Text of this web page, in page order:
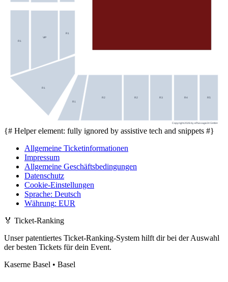
R1
VIP
R1
R1
R1
R2 R2 R3 R4 R5
Copyright 2026 by ePassage24 GmbH
{# Helper element: fully ignored by assistive tech and snippets #}
Allgemeine Ticketinformationen
Impressum
Allgemeine Geschäftsbedingungen
Datenschutz
Cookie-Einstellungen
Sprache: Deutsch
Währung: EUR
🏅 Ticket-Ranking
Unser patentiertes Ticket-Ranking-System hilft dir bei der Auswahl
der besten Tickets für dein Event.
Kaserne Basel • Basel